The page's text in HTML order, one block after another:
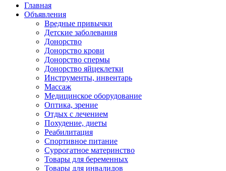
Главная
Объявления
Вредные привычки
Детские заболевания
Донорство
Донорство крови
Донорство спермы
Донорство яйцеклетки
Инструменты, инвентарь
Массаж
Медицинское оборудование
Оптика, зрение
Отдых с лечением
Похудение, диеты
Реабилитация
Спортивное питание
Суррогатное материнство
Товары для беременных
Товары для инвалидов